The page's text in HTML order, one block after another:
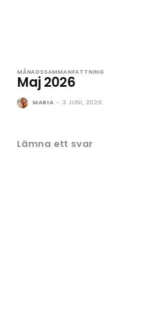
MÅNADSSAMMANFATTNING
Maj 2026
MARIA - 3 JUNI, 2026
Lämna ett svar